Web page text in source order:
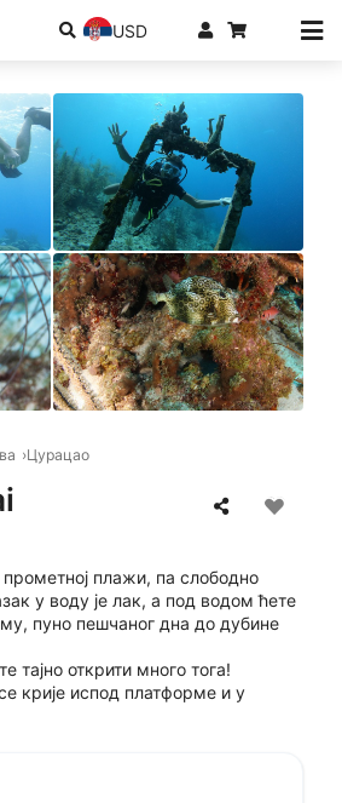
USD
Цурацао
плажи, па слободно
у воду је лак, а под водом ћете
пуно пешчаног дна до дубине
открити много тога!
крије испод платформе и у